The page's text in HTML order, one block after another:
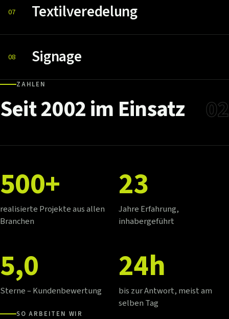
07 Textilveredelung
08 Signage
ZAHLEN
Seit2002im Einsatz 02
500+
realisierte Projekte aus allen
Branchen
23
Jahre Erfahrung,
inhabergeführt
5,0
Sterne – Kundenbewertung
24h
bis zur Antwort, meist am
selben Tag
SO ARBEITEN WIR